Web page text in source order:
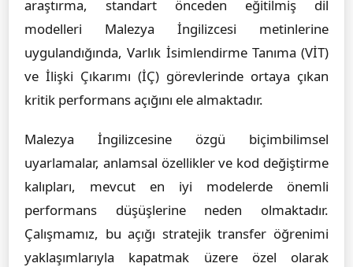
araştırma, standart önceden eğitilmiş dil
modelleri Malezya İngilizcesi metinlerine
uygulandığında, Varlık İsimlendirme Tanıma (VİT)
ve İlişki Çıkarımı (İÇ) görevlerinde ortaya çıkan
kritik performans açığını ele almaktadır.
Malezya İngilizcesine özgü biçimbilimsel
uyarlamalar, anlamsal özellikler ve kod değiştirme
kalıpları, mevcut en iyi modelerde önemli
performans düşüşlerine neden olmaktadır.
Çalışmamız, bu açığı stratejik transfer öğrenimi
yaklaşımlarıyla kapatmak üzere özel olarak